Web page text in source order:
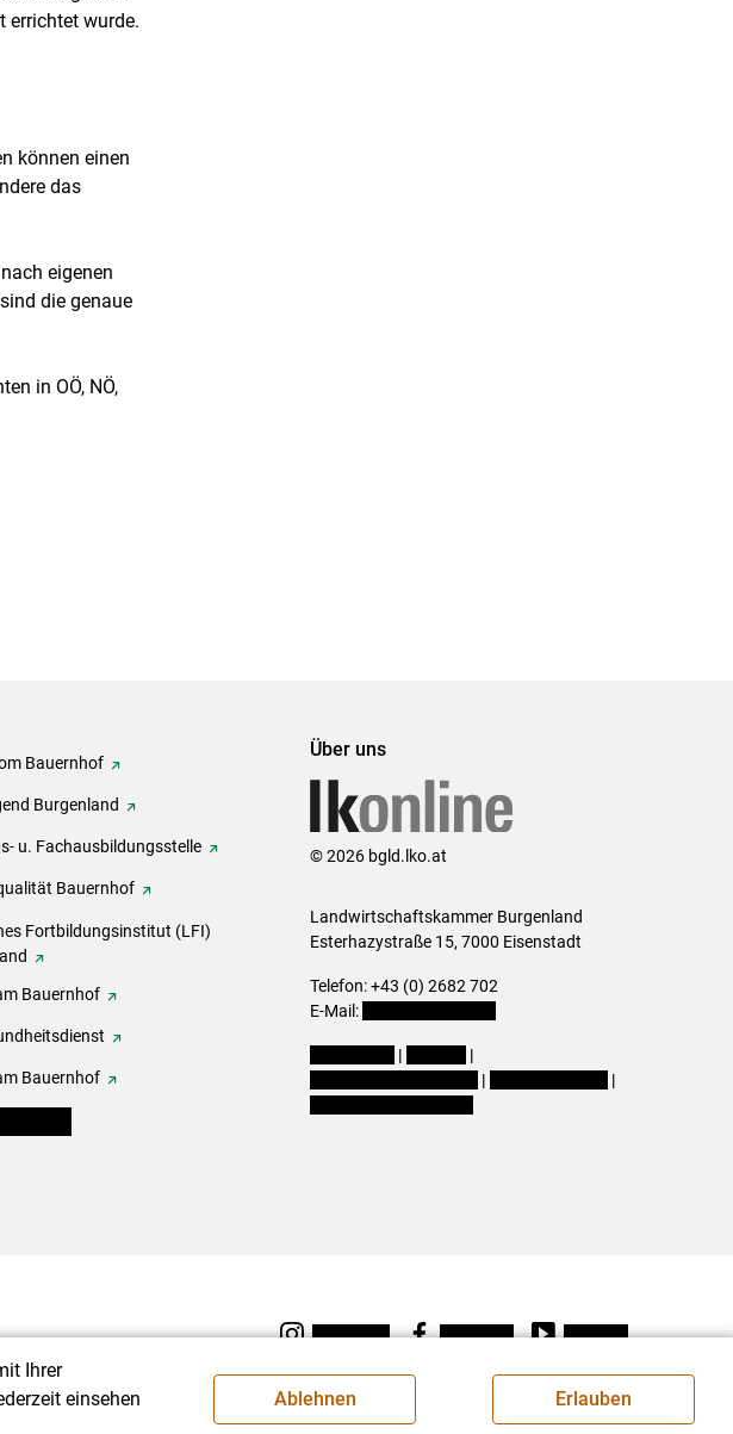
errichtet wurde.
können einen
das
eigenen
die genaue
in OÖ, NÖ,
Bauernhof
Burgenland
u. Fachausbildungsstelle
Bauernhof
Fortbildungsinstitut (LFI)
Bauernhof
Bauernhof
Über uns
© 2026 bgld.lko.at
Landwirtschaftskammer Burgenland
Esterhazystraße 15, 7000 Eisenstadt
Telefon: +43 (0) 2682 702
E-Mail:
|
|
|
|
Instagram Facebook Youtube
Ihrer
einsehen
Ablehnen Erlauben